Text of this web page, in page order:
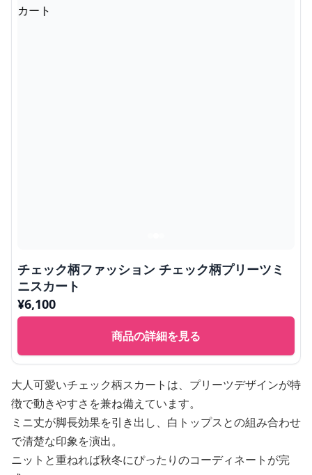
チェック柄ファッション チェック柄プリーツミ
ニスカート
¥6,100
商品の詳細を見る
大人可愛いチェック柄スカートは、プリーツデザインが特
徴で動きやすさを兼ね備えています。
ミニ丈が脚長効果を引き出し、白トップスとの組み合わせ
で清楚な印象を演出。
ニットと重ねれば秋冬にぴったりのコーディネートが完